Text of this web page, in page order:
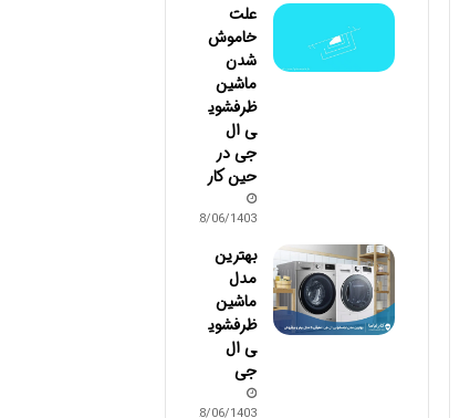
علت
خاموش
شدن
ماشین
ظرفشوی
ی ال
جی در
حین کار
28/06/1403
بهترین
مدل
ماشین
ظرفشوی
ی ال
جی
28/06/1403